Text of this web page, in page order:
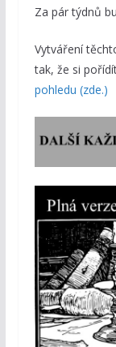
Za pár týdnů
Vytváření
tak, že si
pohledu (zde.)